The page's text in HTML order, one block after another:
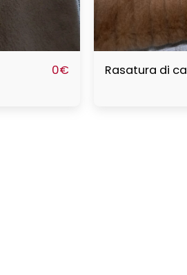
0€ Rasatura di